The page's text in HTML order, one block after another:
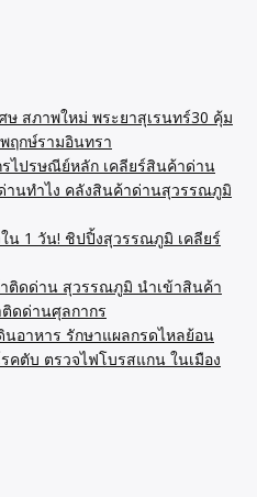
ษ สภาพใหม่ พระยาสุเรนทร์30 คุ้ม
ฤกษ์รามอินทรา
ไปรษณีย์หลัก เคลียร์สินค้าด่าน
นทำไง คลังสินค้าด่านสุวรรณภูมิ
น 1 วัน! ชิปปิ้งสุวรรณภูมิ เคลียร์
ติดด่าน สุวรรณภูมิ นำเข้าสินค้า
ดด่านศุลกากร
นอาหาร รักษาแผลกรดไหลย้อน
ตับ ตรวจไฟโบรสแกน ในเมือง